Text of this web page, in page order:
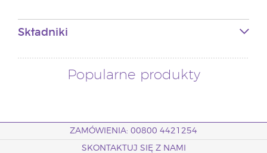
Składniki
Popularne produkty
ZAMÓWIENIA: 00800 4421254
SKONTAKTUJ SIĘ Z NAMI